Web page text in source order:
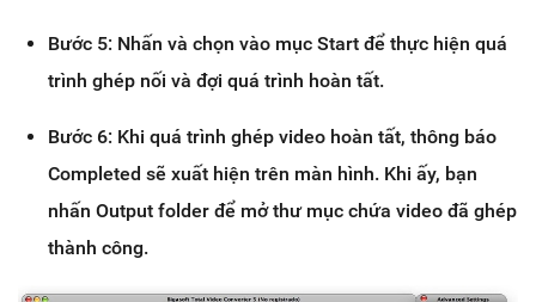
Bước 5: Nhấn và chọn vào mục Start để thực hiện quá
trình ghép nối và đợi quá trình hoàn tất.
Bước 6: Khi quá trình ghép video hoàn tất, thông báo
Completed sẽ xuất hiện trên màn hình. Khi ấy, bạn
nhấn Output folder để mở thư mục chứa video đã ghép
thành công.